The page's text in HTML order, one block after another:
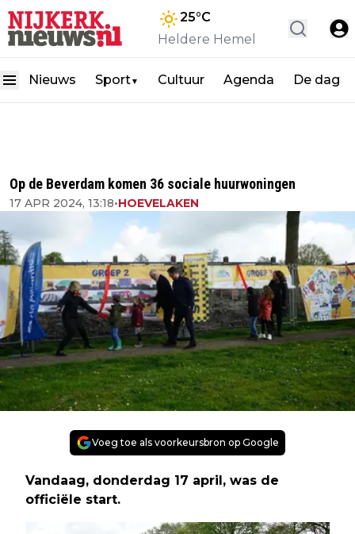
25°C
Heldere Hemel
Nieuws Sport▼ Cultuur Agenda De dag
Op de Beverdam komen 36 sociale huurwoningen
17 APR 2024, 13:18•HOEVELAKEN
Voeg toe als voorkeursbron op Google
Vandaag, donderdag 17 april, was de
officiële start.